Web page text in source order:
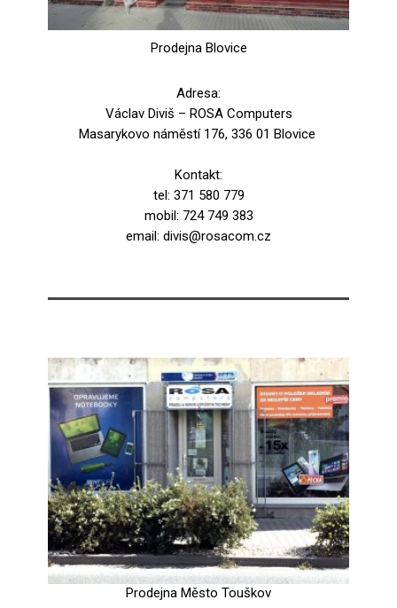
Adresa:
Václav Diviš – ROSA Computers
Masarykovo náměstí 176, 336 01 Blovice
Kontakt:
tel: 371 580 779
mobil: 724 749 383
email: divis@rosacom.cz
Prodejna Blovice
Prodejna Město Touškov